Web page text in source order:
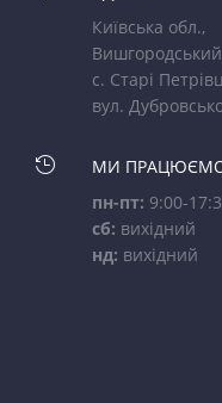
Київська обл.,
с. Старі
вул.

МИ
пн-пт: 9:00-
сб: вихідний
нд: вихідний